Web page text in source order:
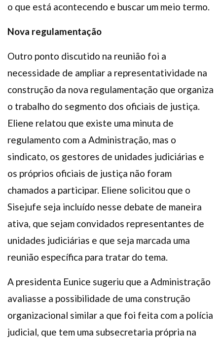
o que está acontecendo e buscar um meio termo.
Nova regulamentação
Outro ponto discutido na reunião foi a
necessidade de ampliar a representatividade na
construção da nova regulamentação que organiza
o trabalho do segmento dos oficiais de justiça.
Eliene relatou que existe uma minuta de
regulamento com a Administração, mas o
sindicato, os gestores de unidades judiciárias e
os próprios oficiais de justiça não foram
chamados a participar. Eliene solicitou que o
Sisejufe seja incluído nesse debate de maneira
ativa, que sejam convidados representantes de
unidades judiciárias e que seja marcada uma
reunião específica para tratar do tema.
A presidenta Eunice sugeriu que a Administração
avaliasse a possibilidade de uma construção
organizacional similar a que foi feita com a polícia
judicial, que tem uma subsecretaria própria na